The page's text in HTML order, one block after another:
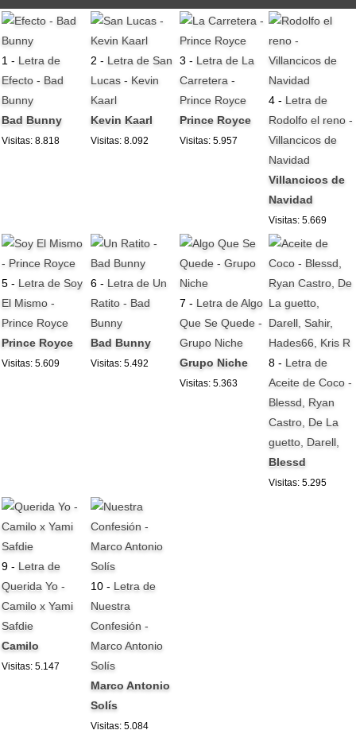
1 - Letra de
Efecto - Bad
Bunny
Bad Bunny
Visitas: 8.818
2 - Letra de San
Lucas - Kevin
Kaarl
Kevin Kaarl
Visitas: 8.092
3 - Letra de La
Carretera -
Prince Royce
Prince Royce
Visitas: 5.957
4 - Letra de
Rodolfo el reno -
Villancicos de
Navidad
Villancicos de
Navidad
Visitas: 5.669
5 - Letra de Soy
El Mismo -
Prince Royce
Prince Royce
Visitas: 5.609
6 - Letra de Un
Ratito - Bad
Bunny
Bad Bunny
Visitas: 5.492
7 - Letra de Algo
Que Se Quede -
Grupo Niche
Grupo Niche
Visitas: 5.363
8 - Letra de
Aceite de Coco -
Blessd, Ryan
Castro, De La
guetto, Darell,
Blessd
Visitas: 5.295
9 - Letra de
Querida Yo -
Camilo x Yami
Safdie
Camilo
Visitas: 5.147
10 - Letra de
Nuestra
Confesión -
Marco Antonio
Solís
Marco Antonio
Solís
Visitas: 5.084